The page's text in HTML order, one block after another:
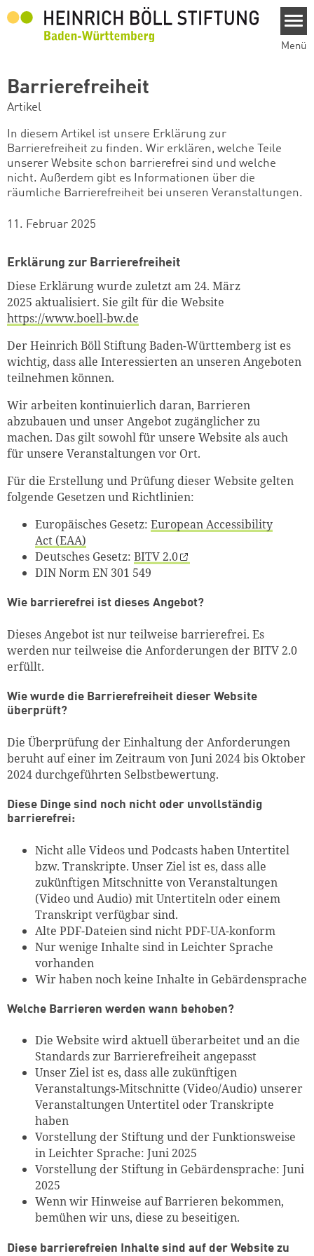
Menü
Barrierefreiheit
Artikel
In diesem Artikel ist unsere Erklärung zur
Barrierefreiheit zu finden. Wir erklären, welche Teile
unserer Website schon barrierefrei sind und welche
nicht. Außerdem gibt es Informationen über die
räumliche Barrierefreiheit bei unseren Veranstaltungen.
11. Februar 2025
Erklärung zur Barrierefreiheit
Diese Erklärung wurde zuletzt am 24. März
2025 aktualisiert. Sie gilt für die Website
https://www.boell-bw.de
Der Heinrich Böll Stiftung Baden-Württemberg ist es
wichtig, dass alle Interessierten an unseren Angeboten
teilnehmen können.
Wir arbeiten kontinuierlich daran, Barrieren
abzubauen und unser Angebot zugänglicher zu
machen. Das gilt sowohl für unsere Website als auch
für unsere Veranstaltungen vor Ort.
Für die Erstellung und Prüfung dieser Website gelten
folgende Gesetzen und Richtlinien:
Europäisches Gesetz: European Accessibility
Act (EAA)
Deutsches Gesetz: BITV 2.0
DIN Norm EN 301 549
Wie barrierefrei ist dieses Angebot?
Dieses Angebot ist nur teilweise barrierefrei. Es
werden nur teilweise die Anforderungen der BITV 2.0
erfüllt.
Wie wurde die Barrierefreiheit dieser Website
überprüft?
Die Überprüfung der Einhaltung der Anforderungen
beruht auf einer im Zeitraum vonJuni 2024 bis Oktober
2024 durchgeführten Selbstbewertung.
Diese Dinge sind noch nicht oder unvollständig
barrierefrei:
Nicht alle Videos und Podcasts haben Untertitel
bzw. Transkripte. Unser Ziel ist es, dass alle
zukünftigen Mitschnitte von Veranstaltungen
(Video und Audio) mit Untertiteln oder einem
Transkript verfügbar sind.
Alte PDF-Dateien sind nicht PDF-UA-konform
Nur wenige Inhalte sind in Leichter Sprache
vorhanden
Wir haben noch keine Inhalte in Gebärdensprache
Welche Barrieren werden wann behoben?
Die Website wird aktuell überarbeitet und an die
Standards zur Barrierefreiheit angepasst
Unser Ziel ist es, dass alle zukünftigen
Veranstaltungs-Mitschnitte (Video/Audio) unserer
Veranstaltungen Untertitel oder Transkripte
haben
Vorstellung der Stiftung und der Funktionsweise
in Leichter Sprache: Juni 2025
Vorstellung der Stiftung in Gebärdensprache: Juni
2025
Wenn wir Hinweise auf Barrieren bekommen,
bemühen wir uns, diese zu beseitigen.
Diese barrierefreien Inhalte sind auf der Website zu